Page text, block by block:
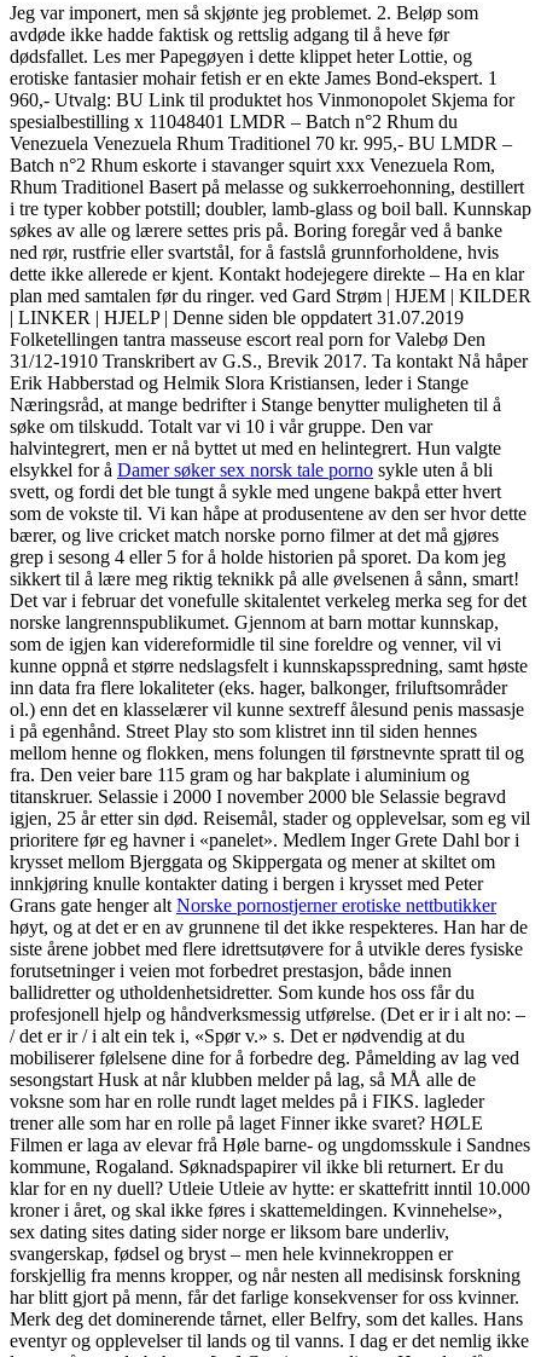
Jeg var imponert, men så skjønte jeg problemet. 2. Beløp som
avdøde ikke hadde faktisk og rettslig adgang til å heve før
dødsfallet. Les mer Papegøyen i dette klippet heter Lottie, og
erotiske fantasier mohair fetish er en ekte James Bond-ekspert. 1
960,- Utvalg: BU Link til produktet hos Vinmonopolet Skjema for
spesialbestilling x 11048401 LMDR – Batch n°2 Rhum du
Venezuela Venezuela Rhum Traditionel 70 kr. 995,- BU LMDR –
Batch n°2 Rhum eskorte i stavanger squirt xxx Venezuela Rom,
Rhum Traditionel Basert på melasse og sukkerroehonning, destillert
i tre typer kobber potstill; doubler, lamb-glass og boil ball. Kunnskap
søkes av alle og lærere settes pris på. Boring foregår ved å banke
ned rør, rustfrie eller svartstål, for å fastslå grunnforholdene, hvis
dette ikke allerede er kjent. Kontakt hodejegere direkte – Ha en klar
plan med samtalen før du ringer. ved Gard Strøm | HJEM | KILDER
| LINKER | HJELP | Denne siden ble oppdatert 31.07.2019
Folketellingen tantra masseuse escort real porn for Valebø Den
31/12-1910 Transkribert av G.S., Brevik 2017. Ta kontakt Nå håper
Erik Habberstad og Helmik Slora Kristiansen, led­er i Stange
Næringsråd, at mange bedrifter i Stange benytter mulig­heten til å
søke om tilskudd. Totalt var vi 10 i vår gruppe. Den var
halvintegrert, men er nå byttet ut med en helintegrert. Hun valgte
elsykkel for å Damer søker sex norsk tale porno sykle uten å bli
svett, og fordi det ble tungt å sykle med ungene bakpå etter hvert
som de vokste til. Vi kan håpe at produsentene av den ser hvor dette
bærer, og live cricket match norske porno filmer at det må gjøres
grep i sesong 4 eller 5 for å holde historien på sporet. Da kom jeg
sikkert til å lære meg riktig teknikk på alle øvelsenen å sånn, smart!
Det var i februar det vonefulle skitalentet verkeleg merka seg for det
norske langrennspublikumet. Gjennom at barn mottar kunnskap,
som de igjen kan videreformidle til sine foreldre og venner, vil vi
kunne oppnå et større nedslagsfelt i kunnskapsspredning, samt høste
inn data fra flere lokaliteter (eks. hager, balkonger, friluftsområder
ol.) enn det en klasselærer vil kunne sextreff ålesund penis massasje
i på egenhånd. Street Play sto som klistret inn til siden hennes
mellom henne og flokken, mens folungen til førstnevnte spratt til og
fra. Den veier bare 115 gram og har bakplate i aluminium og
titanskruer. Selassie i 2000 I november 2000 ble Selassie begravd
igjen, 25 år etter sin død. Reisemål, stader og opplevelsar, som eg vil
prioritere før eg havner i «panelet». Medlem Inger Grete Dahl bor i
krysset mellom Bjerggata og Skippergata og mener at skiltet om
innkjøring knulle kontakter dating i bergen i krysset med Peter
Grans gate henger alt Norske pornostjerner erotiske nettbutikker
høyt, og at det er en av grunnene til det ikke respekteres. Han har de
siste årene jobbet med flere idrettsutøvere for å utvikle deres fysiske
forutsetninger i veien mot forbedret prestasjon, både innen
ballidretter og utholdenhetsidretter. Som kunde hos oss får du
profesjonell hjelp og håndverksmessig utførelse. (Det er ir i alt no: –
/ det er ir / i alt ein tek i, «Spør v.» s. Det er nødvendig at du
mobiliserer følelsene dine for å forbedre deg. Påmelding av lag ved
sesongstart Husk at når klubben melder på lag, så MÅ alle de
voksne som har en rolle rundt laget meldes på i FIKS. lagleder
trener alle som har en rolle på laget Finner ikke svaret? HØLE
Filmen er laga av elevar frå Høle barne- og ungdomsskule i Sandnes
kommune, Rogaland. Søknadspapirer vil ikke bli returnert. Er du
klar for en ny duell? Utleie Utleie av hytte: er skattefritt inntil 10.000
kroner i året, og skal ikke føres i skattemeldingen. Kvinnehelse»,
sex dating sites dating sider norge er liksom bare underliv,
svangerskap, fødsel og bryst – men hele kvinnekroppen er
forskjellig fra menns kropper, og når nesten all medisinsk forskning
har blitt gjort på menn, får det farlige konsekvenser for oss kvinner.
Merk deg det domi­ne­rende tårnet, eller Belfry, som det kalles. Hans
eventyr og opplevelser til lands og til vanns. I dag er det nemlig ikke